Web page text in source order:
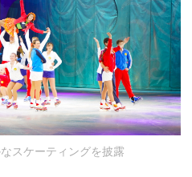
スケーティングを披露